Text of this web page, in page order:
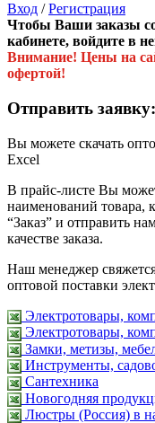
Вход /Регистрация
Чтобы Ваши заказы
кабинете, войдите в
Внимание! Цены на
офертой!
Отправить заявку:
Вы можете скачать
Excel
В прайс-листе Вы
наименований товара,
“Заказ” и отправить
качестве заказа.
Наш менеджер
оптовой поставки
Электротовары,
Электротовары,
Замки, метизы,
Инструменты,
Сантехника
Новогодняя
Люстры (Россия) в